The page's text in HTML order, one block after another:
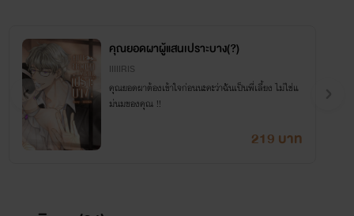
คุณยอดผาผู้แสนเปราะบาง(?)
IIIIIRIS
คุณยอดผาต้องเข้าใจก่อนนะคะว่าฉันเป็นพี่เลี้ยง ไม่ใช่แ
ม่นมของคุณ !!
219 บาท